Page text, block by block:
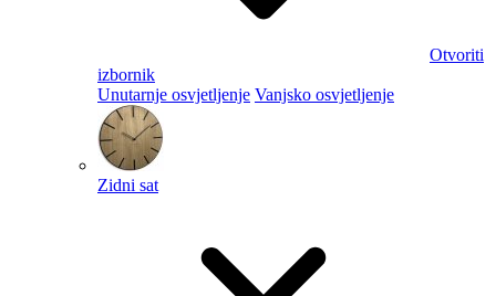
Otvoriti
izbornik
Unutarnje osvjetljenje Vanjsko osvjetljenje
Zidni sat